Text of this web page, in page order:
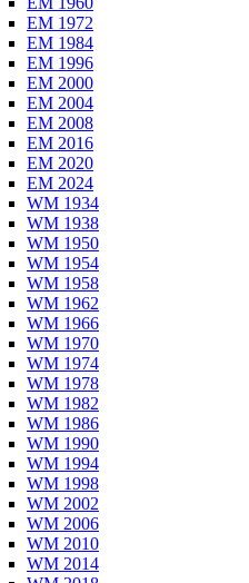
EM 1972
EM 1984
EM 1996
EM 2000
EM 2004
EM 2008
EM 2016
EM 2020
EM 2024
WM 1934
WM 1938
WM 1950
WM 1954
WM 1958
WM 1962
WM 1966
WM 1970
WM 1974
WM 1978
WM 1982
WM 1986
WM 1990
WM 1994
WM 1998
WM 2002
WM 2006
WM 2010
WM 2014